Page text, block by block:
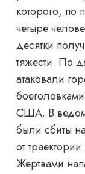
которого,
четыре
десятки
тяжести. По
атаковали
США. В
были сбиты
от
Жертвами